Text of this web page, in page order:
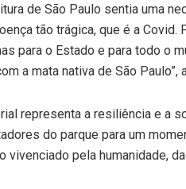
de São Paulo sentia uma
tão trágica, que é a
para o Estado e para todo o
a mata nativa de São
representa a resiliência e a
do parque para um
vivenciado pela humanidade,